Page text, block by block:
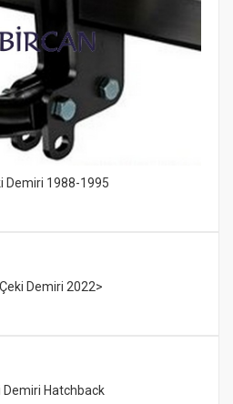
Demiri 1988-1995
Demiri 2022>
Hatchback